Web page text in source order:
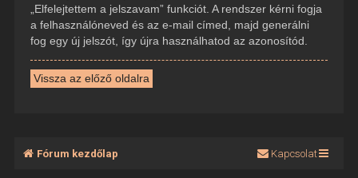
„Elfelejtettem a jelszavam” funkciót. A rendszer kérni fogja
a felhasználóneved és az e-mail címed, majd generálni
fog egy új jelszót, így újra használhatod az azonosítód.
Vissza az előző oldalra
Fórum kezdőlap Kapcsolat